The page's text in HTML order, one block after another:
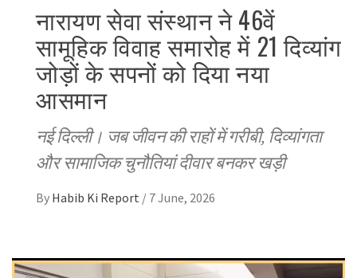
नारायण सेवा संस्थान ने 46वें
सामूहिक विवाह समारोह में 21 दिव्यांग
जोड़ों के सपनों को दिया नया
आसमान
नई दिल्ली। जब जीवन की राहों में गरीबी, दिव्यांगता
और सामाजिक चुनौतियां दीवार बनकर खड़ी
By Habib Ki Report / 7 June, 2026